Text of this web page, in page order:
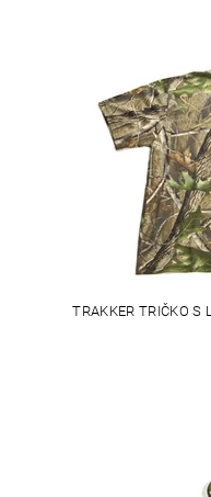
TRAKKER TRIČKO S